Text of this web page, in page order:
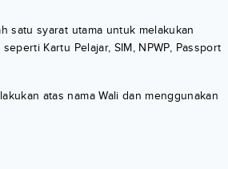
satu syarat utama untuk melakukan
Kartu Pelajar, SIM, NPWP, Passport
atas nama Wali dan menggunakan